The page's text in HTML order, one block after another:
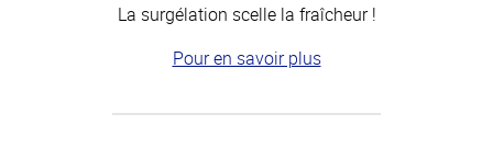
La surgélation scelle la fraîcheur !
Pour en savoir plus